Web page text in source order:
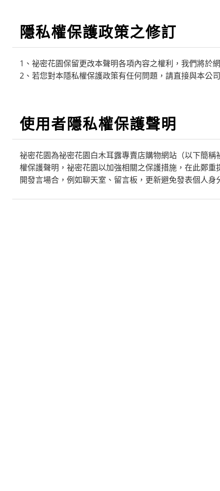
隱私權保護政策之修訂
1、祕密花園保留更改本聲明各項內容之權利，我們將於
2、若您對本隱私權保護政策有任何問題，請直接與本公
使用者隱私權保護聲明
祕密花園為祕密花園白木耳露專賣店購物網站（以下簡稱
權保護聲明， 祕密花園以加強相關之保護措施，在此鄭
開發言場合，例如聊天室、留言板，更新避免發表個人